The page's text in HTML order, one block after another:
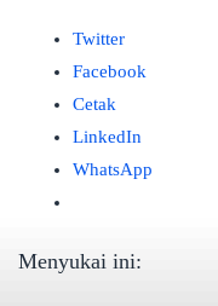
Twitter
Facebook
Cetak
LinkedIn
WhatsApp
Menyukai ini: